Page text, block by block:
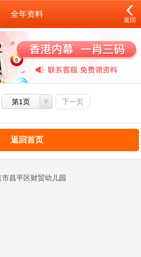
全年资料
返回
第1页 下一页
返回首页
市昌平区财贸幼儿园